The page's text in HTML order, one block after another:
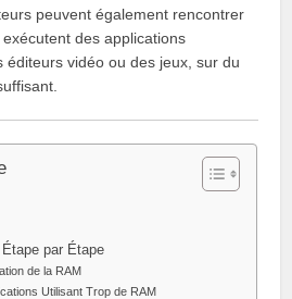
peuvent également rencontrer
des applications
éditeurs vidéo ou des jeux, sur du
par Étape
de la RAM
Utilisant Trop de RAM